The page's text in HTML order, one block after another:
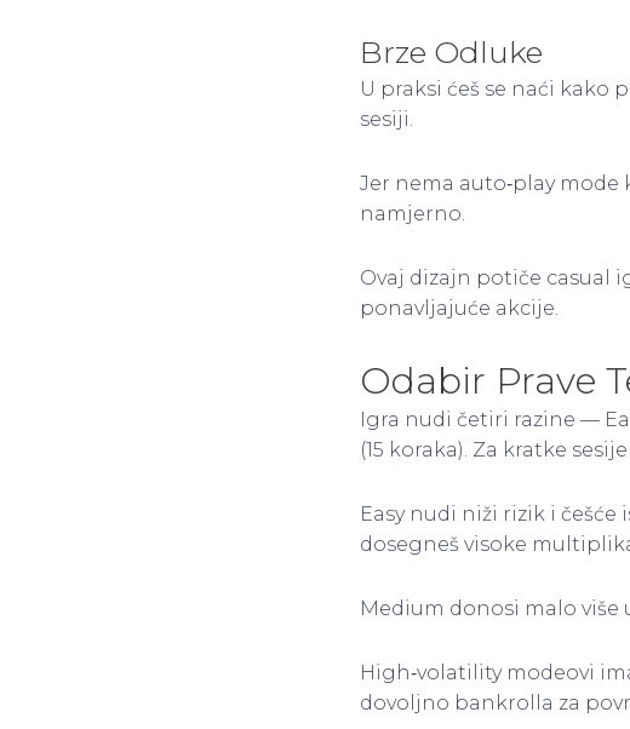
Brze Odluke
U praksi ćeš se naći kako
sesiji.
Jer nema auto‑play mode
namjerno.
Ovaj dizajn potiče casual
ponavljajuće akcije.
Odabir Prave
Igra nudi četiri razine —
(15 koraka). Za kratke
Easy nudi niži rizik i
dosegneš visoke
Medium donosi malo više
High‑volatility modeovi
dovoljno bankrolla za